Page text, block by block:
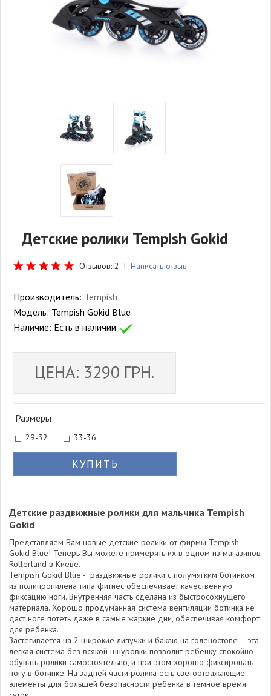
Детские ролики Tempish Gokid
Отзывов: 2 | Написать отзыв
Производитель: Tempish
Модель: Tempish Gokid Blue
Наличие: Есть в наличии
ЦЕНА: 3290 ГРН.
Размеры:
29-32 33-36
КУПИТЬ
Детские раздвижные ролики для мальчика Tempish
Gokid
Представляем Вам новые детские ролики от фирмы Tempish –
Gokid Blue! Теперь Вы можете примерять их в одном из магазинов
Rollerland в Киеве.
Tempish Gokid Blue - раздвижные ролики с полумягким ботинком
из полипропилена типа фитнес обеспечивает качественную
фиксацию ноги. Внутренняя часть сделана из быстросохнущего
материала. Хорошо продуманная система вентиляции ботинка не
даст ноге потеть даже в самые жаркие дни, обеспечивая комфорт
для ребенка.
Застегивается на 2 широкие липучки и баклю на голеностопе – эта
легкая система без всякой шнуровки позволит ребенку спокойно
обувать ролики самостоятельно, и при этом хорошо фиксировать
ногу в ботинке. На задней части ролика есть светоотражающие
элементы для большей безопасности ребенка в темное время